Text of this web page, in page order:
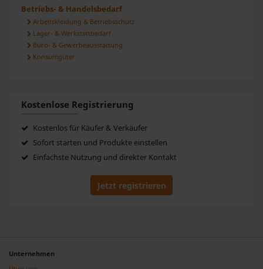
Betriebs- & Handelsbedarf
Arbeitskleidung & Betriebsschutz
Lager- & Werkstattbedarf
Büro- & Gewerbeausstattung
Konsumgüter
Kostenlose Registrierung
Kostenlos für Käufer & Verkäufer
Sofort starten und Produkte einstellen
Einfachste Nutzung und direkter Kontakt
Jetzt registrieren
Unternehmen